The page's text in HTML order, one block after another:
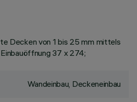
Decken von 1 bis 25 mm mittels
37 x 274;
Wandeinbau, Deckeneinbau